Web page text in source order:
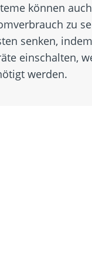
können
zu
senken,
einschalten,
werden.